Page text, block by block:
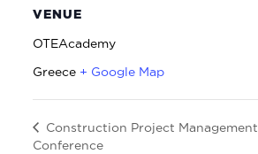
VENUE
OTEAcademy
Greece + Google Map
Construction Project Management
Conference